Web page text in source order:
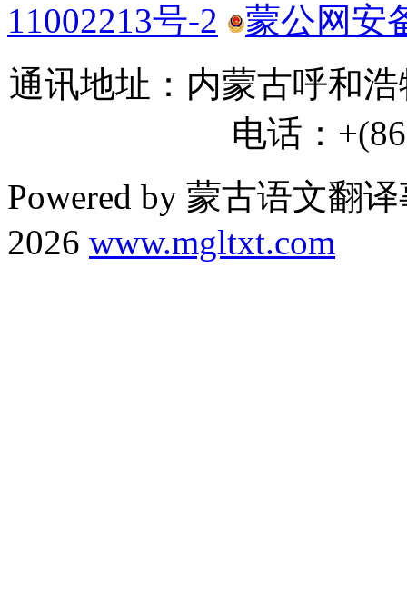
11002213号-2
蒙公网安
通讯地址：内蒙古呼和
电话：
Powered by 蒙古语文翻
2026 www.mgltxt.com